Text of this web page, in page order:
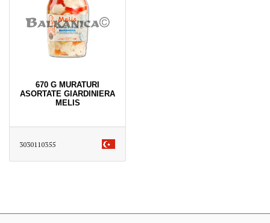
670 G MURATURI
ASORTATE GIARDINIERA
MELIS
3030110355